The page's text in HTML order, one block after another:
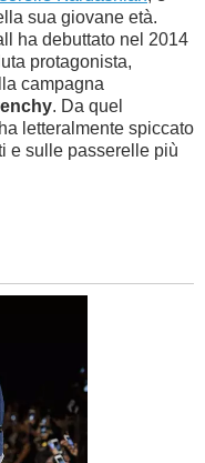
sua giovane età.
ha debuttato nel 2014
protagonista,
campagna
. Da quel
ha letteralmente spiccato
e sulle passerelle più